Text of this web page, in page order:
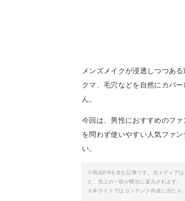
メンズメイクが浸透しつつあ
クマ、毛穴などを自然にカバ
ん。
今回は、男性におすすめのフ
を問わず使いやすい人気ファ
い。
※商品PRを含む記事です。当メディア
と、売上の一部が弊社に還元されます。
※本サイトではコンテンツ作成に当たり